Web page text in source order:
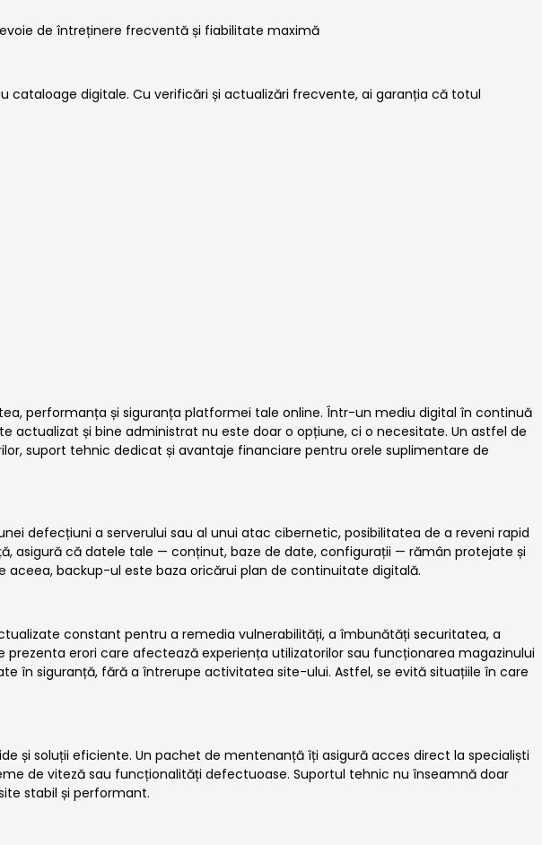
de întreținere frecventă și fiabilitate maximă
digitale. Cu verificări și actualizări frecvente, ai garanția că totul
performanța și siguranța platformei tale online. Într-un mediu digital în continuă
actualizat și bine administrat nu este doar o opțiune, ci o necesitate. Un astfel de
suport tehnic dedicat și avantaje financiare pentru orele suplimentare de
defecțiuni a serverului sau al unui atac cibernetic, posibilitatea de a reveni rapid
asigură că datele tale — conținut, baze de date, configurații — rămân protejate și
aceea, backup-ul este baza oricărui plan de continuitate digitală.
constant pentru a remedia vulnerabilități, a îmbunătăți securitatea, a
erori care afectează experiența utilizatorilor sau funcționarea magazinului
în siguranță, fără a întrerupe activitatea site-ului. Astfel, se evită situațiile în care
și soluții eficiente. Un pachet de mentenanță îți asigură acces direct la specialiști
de viteză sau funcționalități defectuoase. Suportul tehnic nu înseamnă doar
stabil și performant.